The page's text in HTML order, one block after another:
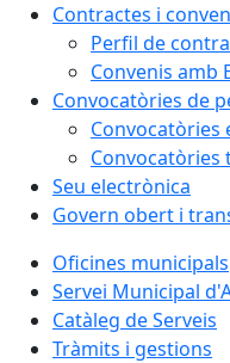
Contractes i
Perfil de
Convenis amb
Convocatòries de
Convocatòries
Convocatòries
Seu electrònica
Govern obert i
Oficines municipals
Servei Municipal
Catàleg de Serveis
Tràmits i gestions